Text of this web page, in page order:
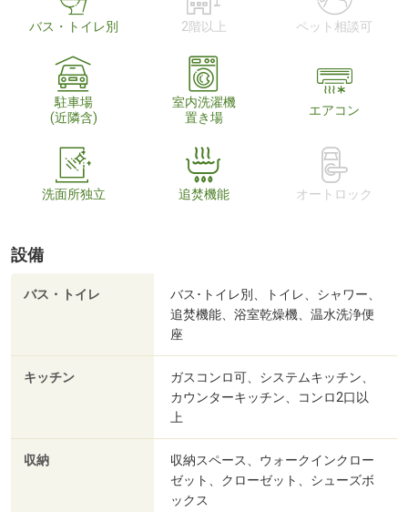
バス・トイレ別 2階以上 ペット相談可
駐車場
(近隣含)
室内洗濯機
置き場
エアコン
洗面所独立 追焚機能 オートロック
設備
バス・トイレ
バス･トイレ別、トイレ、シャワー、
追焚機能、浴室乾燥機、温水洗浄便
座
キッチン
ガスコンロ可、システムキッチン、
カウンターキッチン、コンロ2口以
上
収納
収納スペース、ウォークインクロー
ゼット、クローゼット、シューズボ
ックス